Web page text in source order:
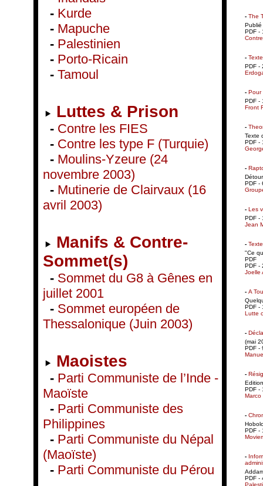
- Kurde
- Mapuche
- Palestinien
- Porto-Ricain
- Tamoul
Luttes & Prison
- Contre les FIES
- Contre les type F (Turquie)
- Moulins-Yzeure (24
novembre 2003)
- Mutinerie de Clairvaux (16
avril 2003)
Manifs & Contre-
Sommet(s)
- Sommet du G8 à Gênes en
juillet 2001
- Sommet européen de
Thessalonique (Juin 2003)
Maoistes
- Parti Communiste de l’Inde -
Maoïste
- Parti Communiste des
Philippines
- Parti Communiste du Népal
(Maoïste)
- Parti Communiste du Pérou
- The
Publié
PDF -
-
PDF -
- Pour
PDF -
Front
-
Texte
PDF -
-
PDF -
- Les
PDF -
Jean
-
"Ce
PDF
PDF -
Joelle
- A
PDF -
Lutte
-
(mai
PDF -
-
PDF -
Marco
-
PDF -
-
PDF -